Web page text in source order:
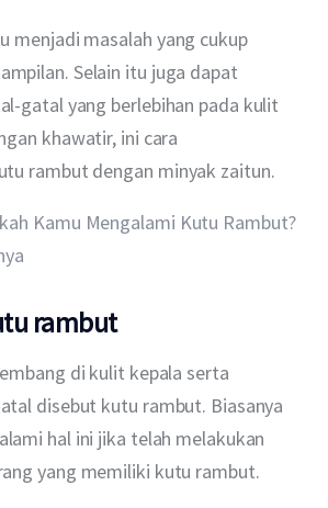
menjadi masalah yang cukup
Selain itu juga dapat
gatal yang berlebihan pada kulit
khawatir, ini cara
rambut dengan minyak zaitun.
Kamu Mengalami Kutu Rambut?
rambut
di kulit kepala serta
disebut kutu rambut. Biasanya
hal ini jika telah melakukan
yang memiliki kutu rambut.